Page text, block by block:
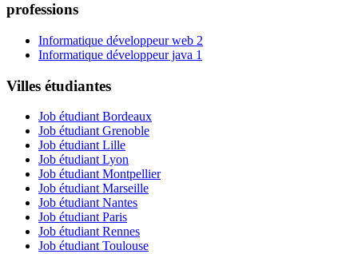
professions
Informatique développeur web 2
Informatique développeur java 1
Villes étudiantes
Job étudiant Bordeaux
Job étudiant Grenoble
Job étudiant Lille
Job étudiant Lyon
Job étudiant Montpellier
Job étudiant Marseille
Job étudiant Nantes
Job étudiant Paris
Job étudiant Rennes
Job étudiant Toulouse